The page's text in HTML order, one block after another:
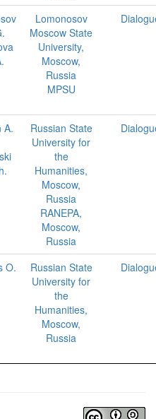
Lomonosov
Moscow State
University,
Moscow,
Russia
MPSU
A.
Russian State
University for
the
Humanities,
Moscow,
Russia
RANEPA,
Moscow,
Russia
O.
Russian State
University for
the
Humanities,
Moscow,
Russia